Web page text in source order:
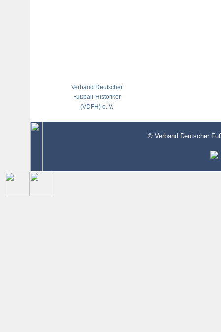
Verband Deutscher
Fußball-Historiker
(VDFH) e. V.
© Verband Deutscher